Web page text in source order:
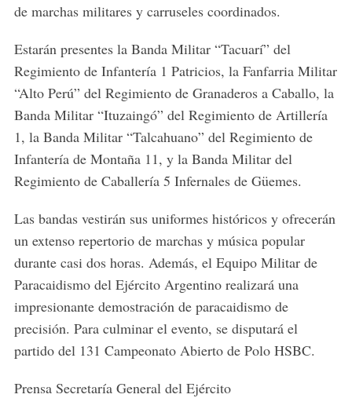
de marchas militares y carruseles coordinados.
Estarán presentes la Banda Militar “Tacuarí” del
Regimiento de Infantería 1 Patricios, la Fanfarria Militar
“Alto Perú” del Regimiento de Granaderos a Caballo, la
Banda Militar “Ituzaingó” del Regimiento de Artillería
1, la Banda Militar “Talcahuano” del Regimiento de
Infantería de Montaña 11, y la Banda Militar del
Regimiento de Caballería 5 Infernales de Güemes.
Las bandas vestirán sus uniformes históricos y ofrecerán
un extenso repertorio de marchas y música popular
durante casi dos horas. Además, el Equipo Militar de
Paracaidismo del Ejército Argentino realizará una
impresionante demostración de paracaidismo de
precisión. Para culminar el evento, se disputará el
partido del 131 Campeonato Abierto de Polo HSBC.
Prensa Secretaría General del Ejército